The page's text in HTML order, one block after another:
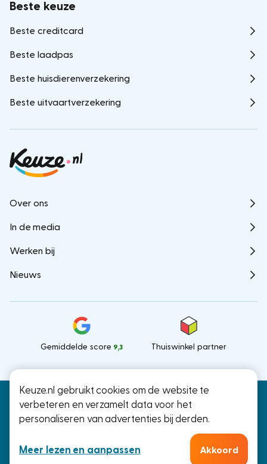
Keuze.nl gebruikt cookies om de website te
verbeteren en verzamelt data voor het
personaliseren van advertenties bij derden.
Meer lezen en aanpassen Akkoord
Over ons
In de media
Werken bij
Nieuws
Gemiddelde score 9,3 Thuiswinkel partner
Beste keuze
Beste creditcard
Beste laadpas
Beste huisdierenverzekering
Beste uitvaartverzekering
Keuze.nl B.V.
Ramstraat 27, Utrecht
Algemene voorwaarden